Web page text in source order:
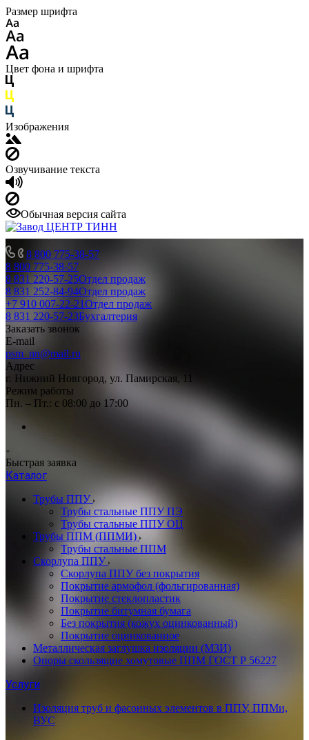
Размер шрифта
Цвет фона и шрифта
Изображения
Озвучивание текста
Обычная версия сайта
8 800 775-38-57
8 800 775-38-57
8 831 220-57-25Отдел продаж
8 831 252-84-94Отдел продаж
+7 910 007-22-21Отдел продаж
8 831 220-57-23Бухгалтерия
Заказать звонок
E-mail
psm_nn@mail.ru
Адрес
г. Нижний Новгород, ул. Памирская, 11
Режим работы
Пн. – Пт.: с 08:00 до 17:00
Быстрая заявка
Каталог
Трубы ППУ
Трубы стальные ППУ ПЭ
Трубы стальные ППУ ОЦ
Трубы ППМ (ППМИ)
Трубы стальные ППМ
Скорлупа ППУ
Скорлупа ППУ без покрытия
Покрытие армофол (фольгированная)
Покрытие стеклопластик
Покрытие битумная бумага
Без покрытия (кожух оцинкованный)
Покрытие оцинкованное
Металлическая заглушка изоляции (МЗИ)
Опоры скользящие хомутовые ППМ ГОСТ Р 56227
Услуги
Изоляция труб и фасонных элементов в ППУ, ППМи,
ВУС